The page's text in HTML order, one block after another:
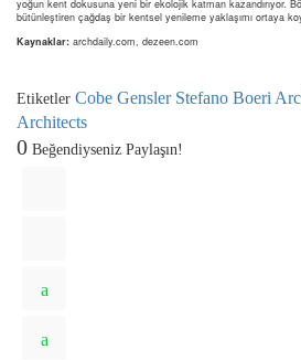
yoğun kent dokusuna yeni bir ekolojik katman kazandırıyor.
bütünleştiren çağdaş bir kentsel yenileme yaklaşımı ortaya
Kaynaklar: archdaily.com, dezeen.com
Etiketler Cobe Gensler Stefano Boeri
Architects
0 Beğendiyseniz Paylaşın!